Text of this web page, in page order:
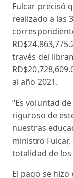
Fulcar precisó
realizado a las
través del
al año 2021.
“Es voluntad
riguroso de
nuestras
ministro
totalidad de
El pago se